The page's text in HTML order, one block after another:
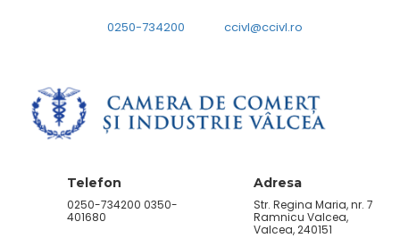
0250-734200 ccivl@ccivl.ro
Telefon
0250-734200 0350-
401680
Adresa
Str. Regina Maria, nr. 7
Ramnicu Valcea,
Valcea, 240151